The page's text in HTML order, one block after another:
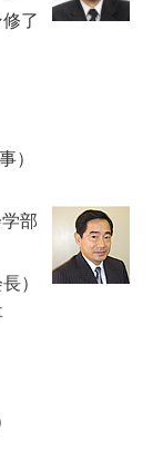
了
）
部
）